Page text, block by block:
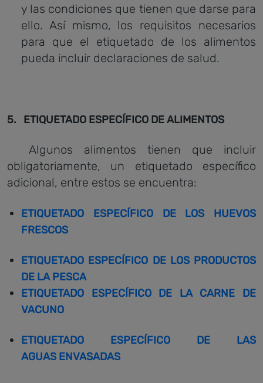
y las condiciones que tienen que darse para
ello. Así mismo, los requisitos necesarios
para que el etiquetado de los alimentos
pueda incluir declaraciones de salud.
5. ETIQUETADO ESPECÍFICO DE ALIMENTOS
Algunos alimentos tienen que incluir
obligatoriamente, un etiquetado específico
adicional, entre estos se encuentra:
ETIQUETADO ESPECÍFICO DE LOS HUEVOS
FRESCOS
ETIQUETADO ESPECÍFICO DE LOS PRODUCTOS
DE LA PESCA
ETIQUETADO ESPECÍFICO DE LA CARNE DE
VACUNO
ETIQUETADO ESPECÍFICO DE LAS
AGUAS ENVASADAS